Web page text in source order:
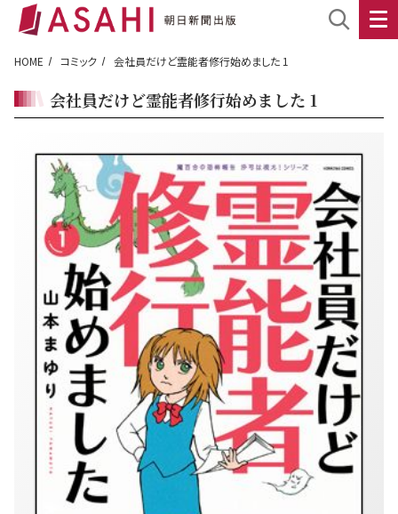
HOME コミック 会社員だけど霊能者修行始めました 1
会社員だけど霊能者修行始めました 1